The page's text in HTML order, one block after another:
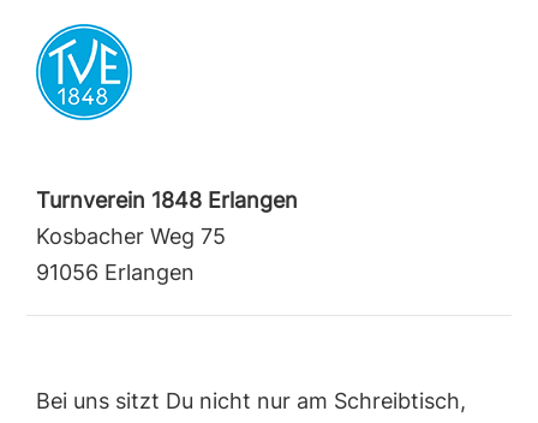
Turnverein 1848 Erlangen
Kosbacher Weg 75
91056 Erlangen
Bei uns sitzt Du nicht nur am Schreibtisch,